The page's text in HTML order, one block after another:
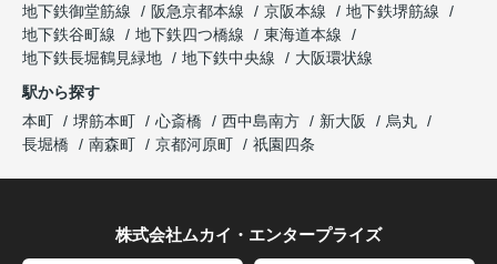
地下鉄御堂筋線
阪急京都本線 京阪本線
地下鉄堺筋線
地下鉄谷町線
地下鉄四つ橋線
東海道本線
地下鉄長堀鶴見緑地
地下鉄中央線
大阪環状線
駅から探す
本町
堺筋本町 心斎橋 西中島南方 新大阪
烏丸
長堀橋
南森町 京都河原町 祇園四条
株式会社ムカイ・エンタープライズ